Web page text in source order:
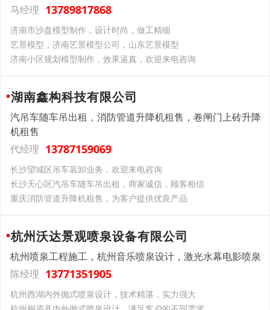
马经理 13789817868
济南市沙盘模型制作，设计时尚，做工精细
艺景模型，济南艺景模型公司，山东艺景模型
济南小区规划模型制作，效果逼真，欢迎来电咨询
湖南鑫构科技有限公司
汽吊车随车吊出租，消防管道升降机租售，卷闸门上砖升降
机租售
代经理 13787159069
长沙望城区吊车装卸业务，欢迎来电咨询
长沙天心区汽吊车随车吊出租，商家诚信，顾客相信
重庆消防管道升降机租售，为客户提供优良产品
杭州沃达景观喷泉设备有限公司
杭州喷泉工程施工，杭州音乐喷泉设计，激光水幕电影喷泉
陈经理 13771351905
杭州西湖内外抛式喷泉设计，技术精湛，实力强大